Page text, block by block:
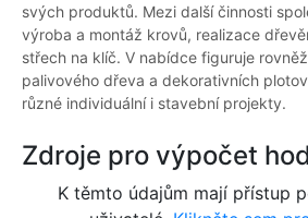
svých produktů. Mezi další činnosti
výroba a montáž krovů, realizace
střech na klíč. V nabídce figuruje
palivového dřeva a dekorativních
různé individuální i stavební projekty.
Zdroje pro výpočet
K těmto údajům mají přístup